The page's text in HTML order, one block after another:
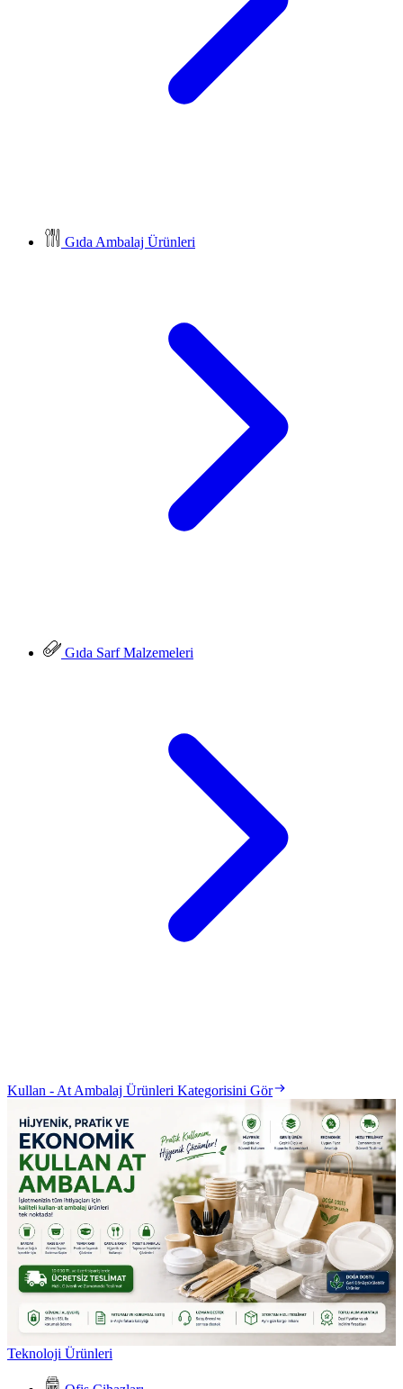
Gıda Ambalaj Ürünleri
Gıda Sarf Malzemeleri
Kullan - At Ambalaj Ürünleri Kategorisini Gör
Teknoloji Ürünleri